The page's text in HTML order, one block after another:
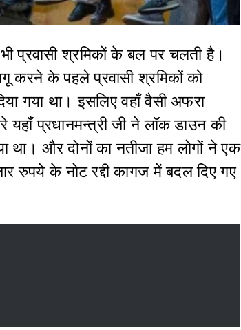
प्रवासी श्रमिकों के बल पर चलती है।
करने के पहले प्रवासी श्रमिकों को
गया था। इसलिए वहाँ वैसी अफरा
यहाँ प्रधानमन्त्री जी ने लॉक डाउन की
था। और दोनों का नतीजा हम लोगों ने एक
रुपये के नोट रद्दी कागज में बदल दिए गए